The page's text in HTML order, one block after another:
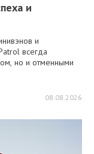
и
и
всегда
но и отменными
08.08.2026